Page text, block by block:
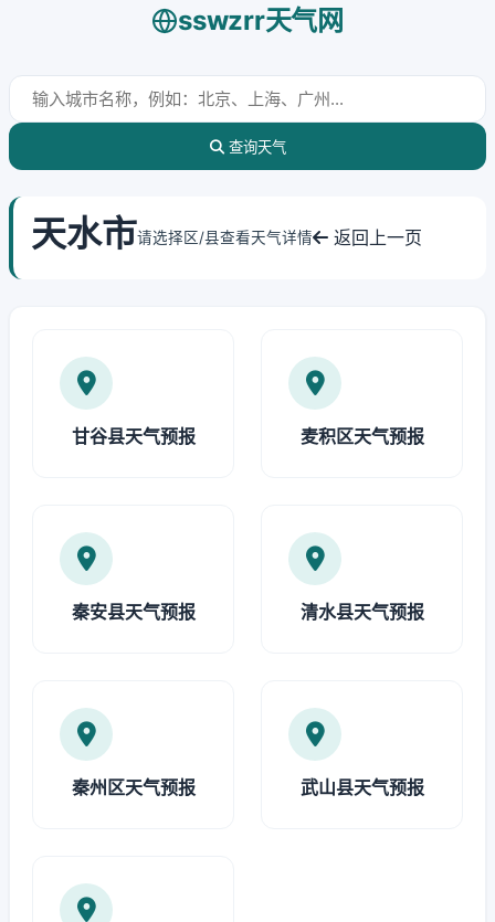
sswzrr天气网
查询天气
天水市请选择区/县查看天气详情 返回上一页
甘谷县天气预报 麦积区天气预报
秦安县天气预报 清水县天气预报
秦州区天气预报 武山县天气预报